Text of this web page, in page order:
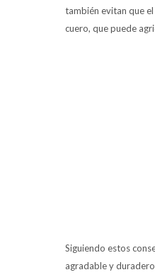
también evitan que
cuero, que puede
Siguiendo estos
agradable y